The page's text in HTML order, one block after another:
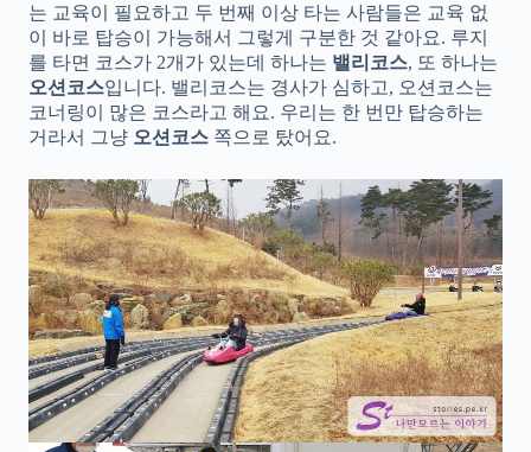
는 교육이 필요하고 두 번째 이상 타는 사람들은 교육 없
이 바로 탑승이 가능해서 그렇게 구분한 것 같아요. 루지
를 타면 코스가 2개가 있는데 하나는 밸리코스, 또 하나는
오션코스입니다. 밸리코스는 경사가 심하고, 오션코스는
코너링이 많은 코스라고 해요. 우리는 한 번만 탑승하는
거라서 그냥 오션코스 쪽으로 탔어요.